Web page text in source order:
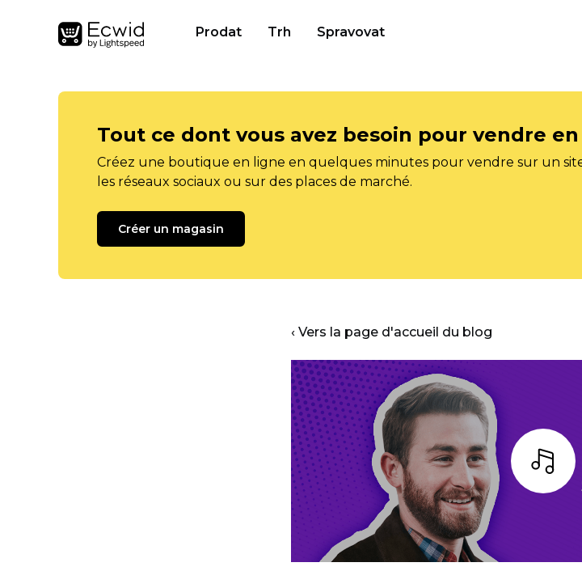
Prodat Trh Spravovat
Tout ce dont vous avez besoin pour vendre
Créez une boutique en ligne en quelques minutes pour vendre sur un
les réseaux sociaux ou sur des places de marché.
Créer un magasin
‹ Vers la page d'accueil du blog